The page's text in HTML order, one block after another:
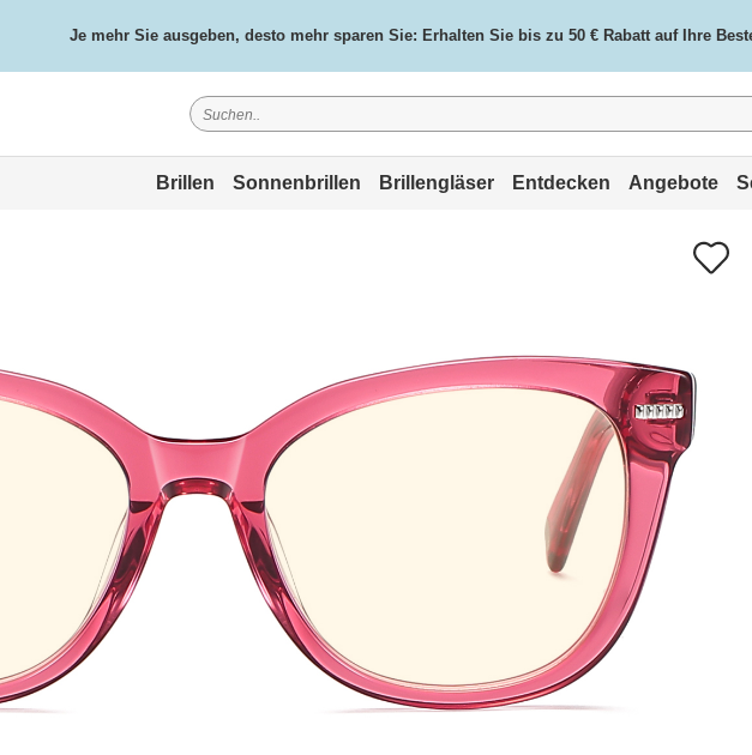
Je mehr Sie ausgeben, desto mehr sparen Sie: Erhalten Sie bis zu 50 € Rabatt auf Ihre
Kostenloser Versand für alle Bestellungen. Finden Sie Ihre Brille.
Brillen Sonnenbrillen Brillengläser Entdecken Angebote